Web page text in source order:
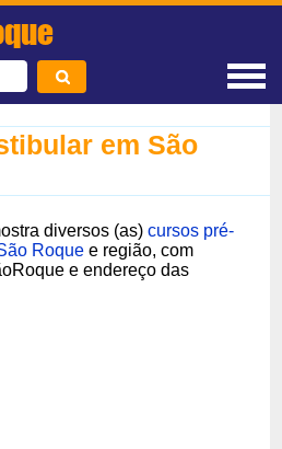
em São
diversos (as)cursos pré-
Roque e região, com
e endereço das